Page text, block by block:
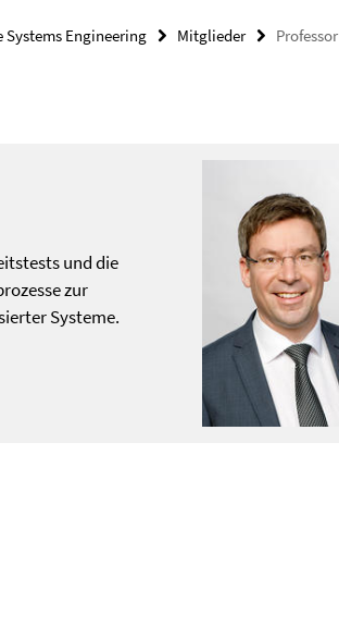
Systems Engineering Mitglieder Professor
und die
zur
Systeme.